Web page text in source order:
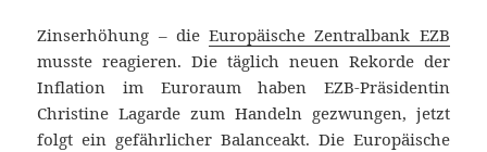
Zinserhöhung – dieEuropäische Zentralbank EZB
musste reagieren. Die täglich neuen Rekorde der
Inflation im Euroraum haben EZB-Präsidentin
Christine Lagarde zum Handeln gezwungen, jetzt
folgt ein gefährlicher Balanceakt. Die Europäische